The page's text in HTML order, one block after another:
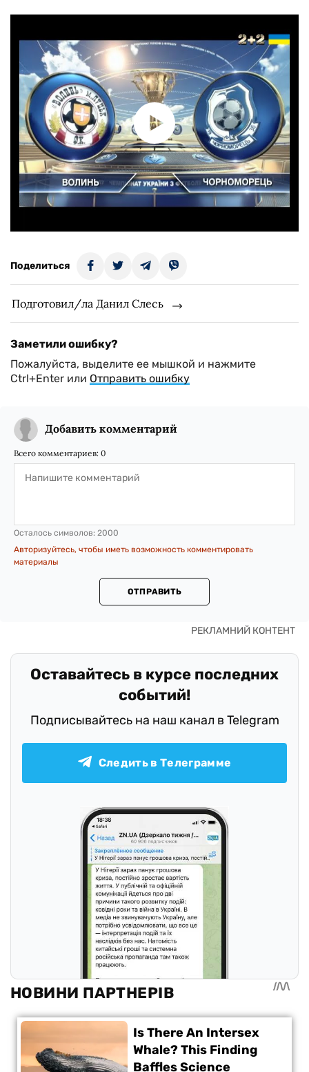
Поделиться
Подготовил/ла Данил Слесь
Заметили ошибку?
Пожалуйста, выделите ее мышкой и нажмите
Ctrl+Enter или Отправить ошибку
Добавить комментарий
Всего комментариев: 0
Осталось символов: 2000
Авторизуйтесь, чтобы иметь возможность комментировать
материалы
ОТПРАВИТЬ
Оставайтесь в курсе последних
событий!
Подписывайтесь на наш канал в Telegram
Следить в Телеграмме